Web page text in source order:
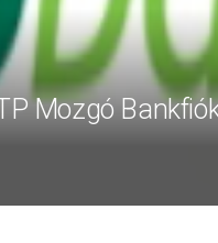
Mozgó